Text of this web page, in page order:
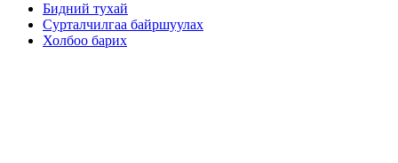
Бидний тухай
Сурталчилгаа байршуулах
Холбоо барих